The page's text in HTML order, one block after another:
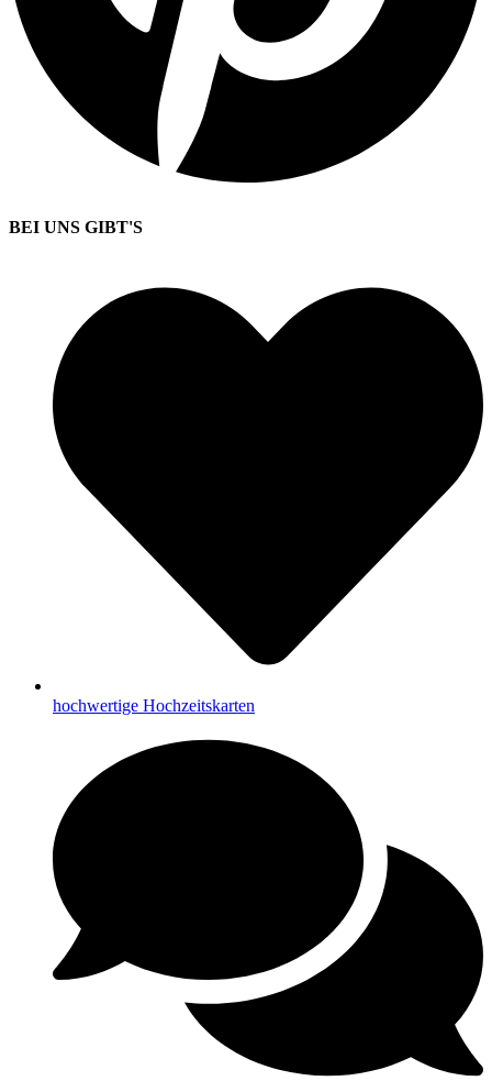
BEI UNS GIBT'S
hochwertige Hochzeitskarten